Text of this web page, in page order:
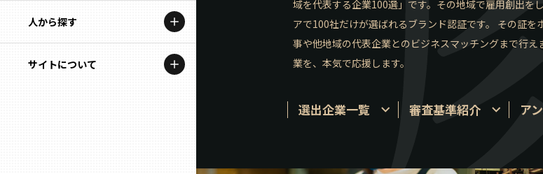
青森
岩手
特集コンテンツ
地域を代表する企業100選
人から探す
記事ライター
サイトについて
域を代表する企業100選」です。その地域で雇用創出を
アで100社だけが選ばれるブランド認証です。 その証
事や他地域の代表企業とのビジネスマッチングまで行
業を、本気で応援します。
選出企業一覧 審査基準紹介 ア